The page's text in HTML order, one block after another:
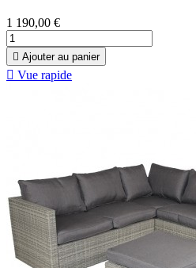
1 190,00 €
 Ajouter au panier
 Vue rapide